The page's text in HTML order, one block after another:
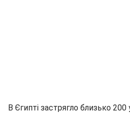
В Єгипті застрягло близько 200